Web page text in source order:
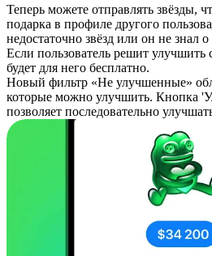
Теперь можете отправлять звёзды,
подарка в профиле другого
недостаточно звёзд или он не знал
Если пользователь решит улучшить
будет для него бесплатно.
Новый фильтр «Не улучшенные»
которые можно улучшить. Кнопка
позволяет последовательно